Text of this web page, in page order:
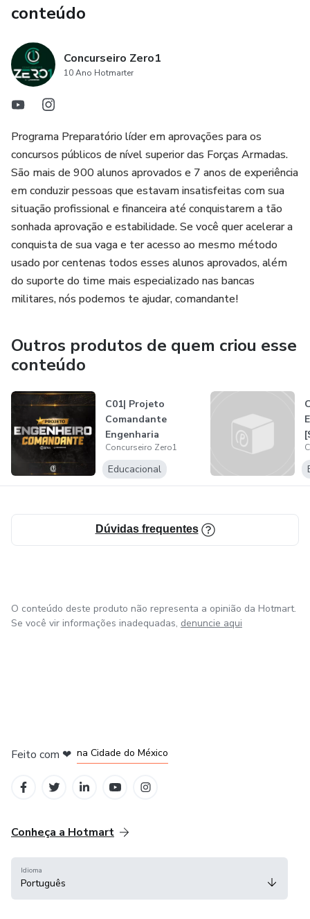
conteúdo
Concurseiro Zero1
10 Ano Hotmarter
Programa Preparatório líder em aprovações para os
concursos públicos de nível superior das Forças Armadas.
São mais de 900 alunos aprovados e 7 anos de experiência
em conduzir pessoas que estavam insatisfeitas com sua
situação profissional e financeira até conquistarem a tão
sonhada aprovação e estabilidade. Se você quer acelerar a
conquista de sua vaga e ter acesso ao mesmo método
usado por centenas todos esses alunos aprovados, além
do suporte do time mais especializado nas bancas
militares, nós podemos te ajudar, comandante!
Outros produtos de quem criou esse
conteúdo
C01| Projeto
Comandante
Engenharia
Concurseiro Zero1
Educacional
Dúvidas frequentes
O conteúdo deste produto não representa a opinião da Hotmart.
Se você vir informações inadequadas, denuncie aqui
Feito com ❤ na Cidade do México
Conheça a Hotmart
Idioma
Português